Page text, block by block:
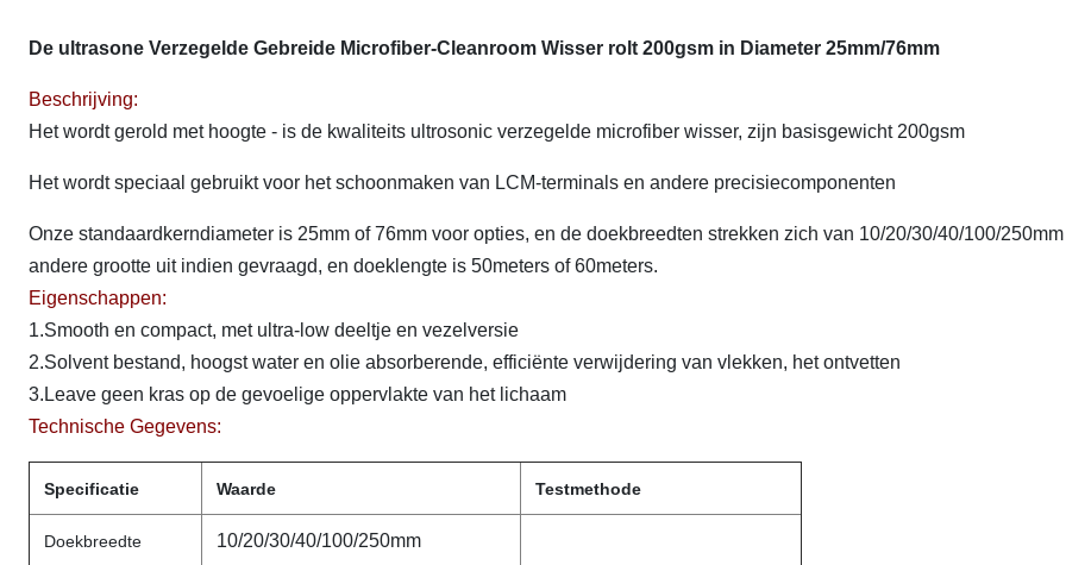
De ultrasone Verzegelde Gebreide Microfiber-Cleanroom Wisser rolt 200gsm in Diameter 25mm/76mm
Beschrijving:
Het wordt gerold met hoogte - is de kwaliteits ultrosonic verzegelde microfiber wisser, zijn basisgewicht 200gsm
Het wordt speciaal gebruikt voor het schoonmaken van LCM-terminals en andere precisiecomponenten
Onze standaardkerndiameter is 25mm of 76mm voor opties, en de doekbreedten strekken zich van 10/20/30/40/100/
andere grootte uit indien gevraagd, en doeklengte is 50meters of 60meters.
Eigenschappen:
1.Smooth en compact, met ultra-low deeltje en vezelversie
2.Solvent bestand, hoogst water en olie absorberende, efficiënte verwijdering van vlekken, het ontvetten
3.Leave geen kras op de gevoelige oppervlakte van het lichaam
Technische Gegevens:
Specificatie Waarde Testmethode
Doekbreedte 10/20/30/40/100/250mm